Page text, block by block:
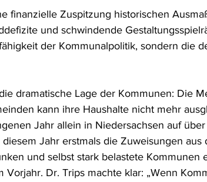
finanzielle Zuspitzung historischen
und schwindende
der Kommunalpolitik, sondern die
dramatische Lage der Kommunen: Die
kann ihre Haushalte nicht mehr
Jahr allein in Niedersachsen auf
Jahr erstmals die Zuweisungen aus
und selbst stark belastete Kommunen
Vorjahr. Dr. Trips machte klar: „Wenn